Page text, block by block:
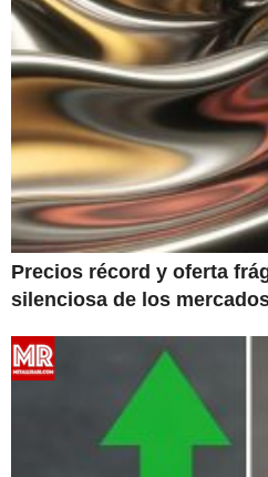
Precios récord y oferta
silenciosa de los